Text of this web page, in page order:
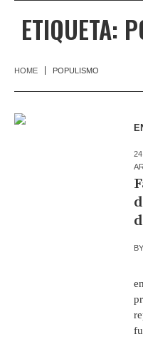
ETIQUETA:
HOME POPULISMO
BY